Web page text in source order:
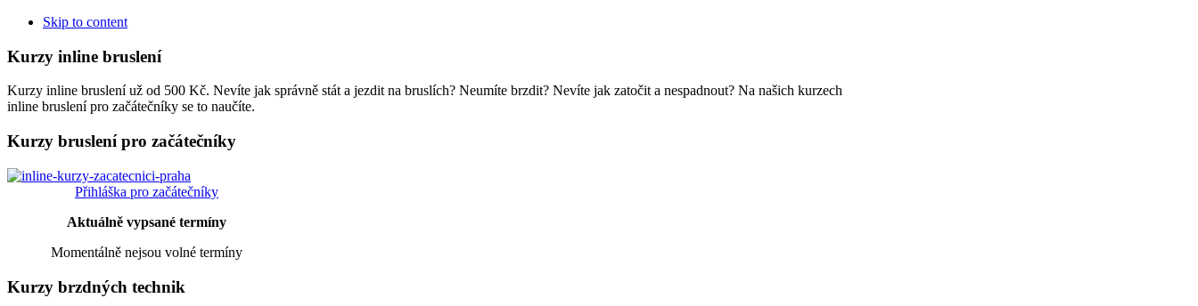
Skip to content
Kurzy inline bruslení
Kurzy inline bruslení už od 500 Kč. Nevíte jak správně stát a jezdit na bruslích? Neumíte brzdit? Nevíte jak zatočit a nespadnout? Na našich kurzech
inline bruslení pro začátečníky se to naučíte.
Kurzy bruslení pro začátečníky
Přihláška pro začátečníky
Aktuálně vypsané termíny
Momentálně nejsou volné termíny
Kurzy brzdných technik